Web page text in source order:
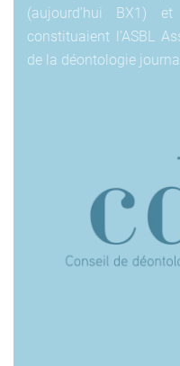
(aujourd’hui BX1)
constituaient l’ASBL
de la déontologie